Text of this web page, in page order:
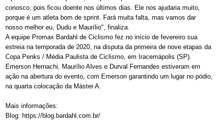
conosco, pois ficou doente nos últimos dias. Ele nos ajudaria muito,
porque é um atleta bom de sprint. Fará muita falta, mas vamos dar
nosso melhor eu, Dudu e Maurílio", finaliza.
A equipe Promax Bardahl de Ciclismo fez no início de fevereiro sua
estreia na temporada de 2020, na disputa da primeira de nove etapas da
Copa Penks / Média Paulista de Ciclismo, em Iracemápolis (SP).
Emerson Hernachi, Maurílio Alves e Durval Fernandes estiveram em
ação na abertura do evento, com Emerson garantindo um lugar no pódio,
na quarta colocação da Máster A.
Mais informações:
Blog: https://blog.bardahl.com.br/